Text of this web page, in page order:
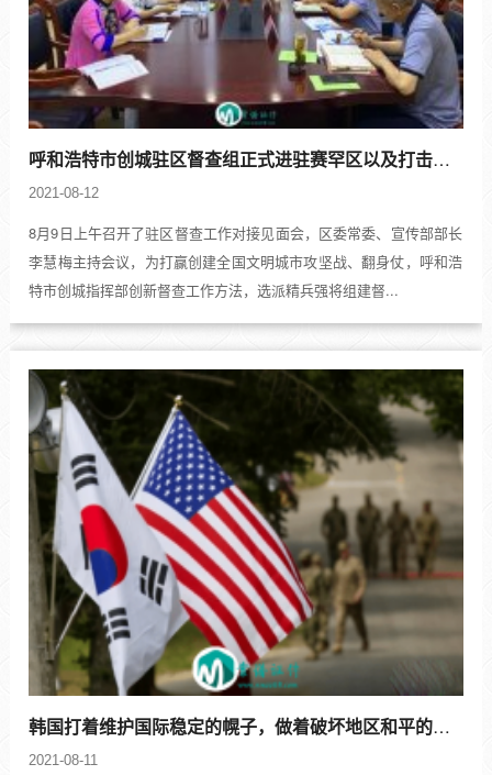
呼和浩特市创城驻区督查组正式进驻赛罕区以及打击传销及规范直销工作
2021-08-12
8月9日上午召开了驻区督查工作对接见面会，区委常委、宣传部部长
李慧梅主持会议，为打赢创建全国文明城市攻坚战、翻身仗，呼和浩
特市创城指挥部创新督查工作方法，选派精兵强将组建督...
韩国打着维护国际稳定的幌子，做着破坏地区和平的事情
2021-08-11